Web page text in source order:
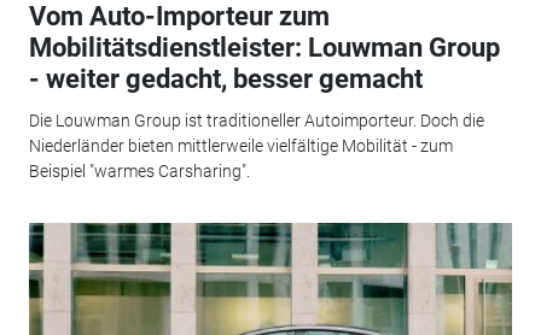
Vom Auto-Importeur zum
Mobilitätsdienstleister: Louwman Group
- weiter gedacht, besser gemacht
Die Louwman Group ist traditioneller Autoimporteur. Doch die
Niederländer bieten mittlerweile vielfältige Mobilität - zum
Beispiel "warmes Carsharing".